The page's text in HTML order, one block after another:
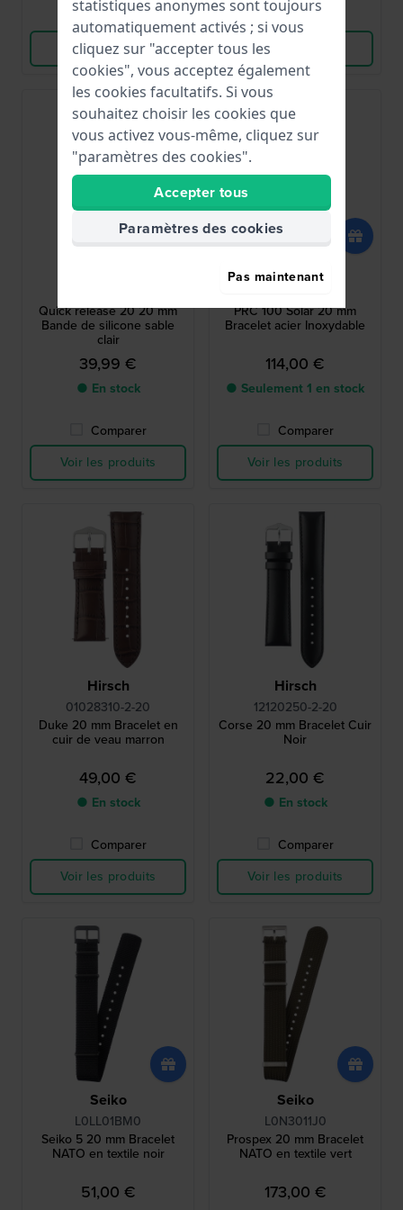
Comparer
Voir les produits
Comparer
Voir les produits
Quick release 20 20 mm
Bande de silicone sable
clair
39,99 €
● En stock
Comparer
Voir les produits
Tissot
PRC 100 Solar 20 mm
Bracelet acier Inoxydable
114,00 €
● Seulement 1 en stock
Comparer
Voir les produits
Hirsch
01028310-2-20
Duke 20 mm Bracelet en
cuir de veau marron
49,00 €
● En stock
Comparer
Voir les produits
Hirsch
12120250-2-20
Corse 20 mm Bracelet Cuir
Noir
22,00 €
● En stock
Comparer
Voir les produits
Seiko
L0LL01BM0
Seiko 5 20 mm Bracelet
NATO en textile noir
51,00 €
Seiko
L0N3011J0
Prospex 20 mm Bracelet
NATO en textile vert
173,00 €
statistiques anonymes sont toujours
automatiquement activés ; si vous
cliquez sur "accepter tous les
cookies", vous acceptez également
les cookies facultatifs. Si vous
souhaitez choisir les cookies que
vous activez vous-même, cliquez sur
"paramètres des cookies".
Accepter tous
Paramètres des cookies
Pas maintenant